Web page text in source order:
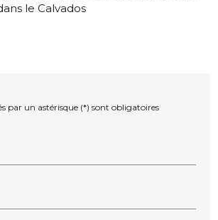
le Calvados
par un astérisque (*) sont obligatoires